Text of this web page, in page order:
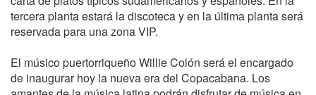
tercera planta estará la discoteca y en la última planta será
reservada para una zona VIP.
El músico puertorriqueño Willie Colón será el encargado
de inaugurar hoy la nueva era del Copacabana. Los